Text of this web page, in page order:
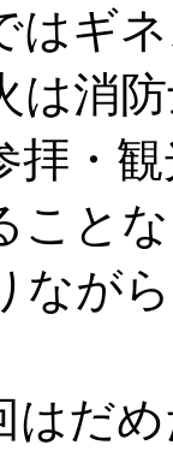
はギ
は消
拝・
こと
なが
はだ